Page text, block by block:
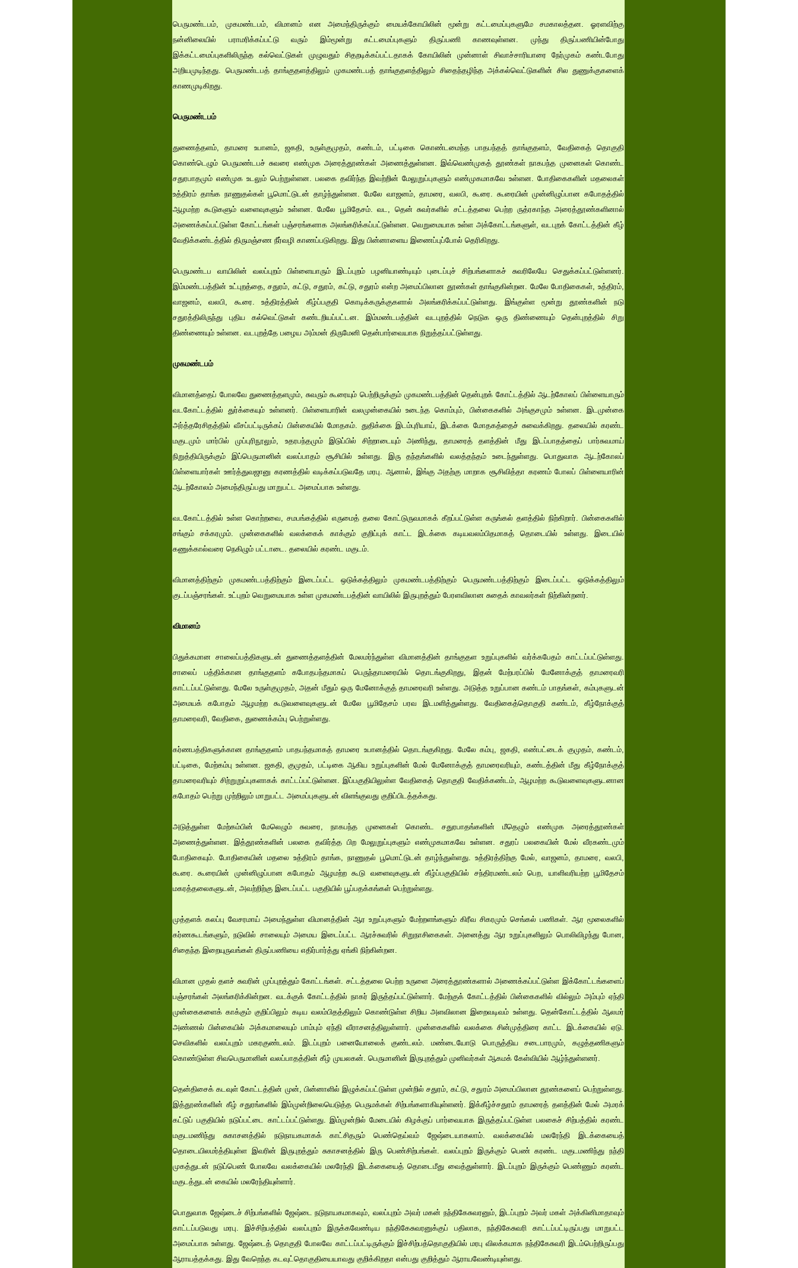
பெருமண்டபம், முகமண்டபம், விமானம் என அமைந்திருக்கும் மையக்கோயிலின் மூன்று கட்டமைப்புகளுமே சமகாலத்தன. ஓரளவிற்கு
நன்னிலையில் பராமரிக்கப்பட்டு வரும் இம்மூன்று கட்டமைப்புகளும் திருப்பணி காணவுள்ளன. முந்து திருப்பணியின்போது
இக்கட்டமைப்புகளிலிருந்த கல்வெட்டுகள் முழுவதும் சிதறடிக்கப்பட்டதாகக் கோயிலின் முன்னாள் சிவாச்சாரியாரை நேர்முகம் கண்டபோது
அறியமுடிந்தது. பெருமண்டபத் தாங்குதளத்திலும் முகமண்டபத் தாங்குதளத்திலும் சிதைந்தழிந்த அக்கல்வெட்டுகளின் சில துணுக்குகளைக்
காணமுடிகிறது.
பெருமண்டபம்
துணைத்தளம், தாமரை உபானம், ஜகதி, உருள்குமுதம், கண்டம், பட்டிகை கொண்டமைந்த பாதபந்தத் தாங்குதளம், வேதிகைத் தொகுதி
கொண்டெழும் பெருமண்டபச் சுவரை எண்முக அரைத்தூண்கள் அணைத்துள்ளன. இவ்வெண்முகத் தூண்கள் நாகபந்த முனைகள் கொண்ட
சதுரபாதமும் எண்முக உடலும் பெற்றுள்ளன. பலகை தவிர்ந்த இவற்றின் மேலுறுப்புகளும் எண்முகமாகவே உள்ளன. போதிகைகளின் மதலைகள்
உத்திரம் தாங்க நாணுதல்கள் பூமொட்டுடன் தாழ்ந்துள்ளன. மேலே வாஜனம், தாமரை, வலபி, கூரை. கூரையின் முன்னிழுப்பான கபோதத்தில்
ஆழமற்ற கூடுகளும் வளைவுகளும் உள்ளன. மேலே பூமிதேசம். வட, தென் சுவர்களில் சட்டத்தலை பெற்ற ருத்ரகாந்த அரைத்தூண்களினால்
அணைக்கப்பட்டுள்ள கோட்டங்கள் பஞ்சரங்களாக அலங்கரிக்கப்பட்டுள்ளன. வெறுமையாக உள்ள அக்கோட்டங்களுள், வடபுறக் கோட்டத்தின் கீழ்
வேதிக்கண்டத்தில் திருமஞ்சண நீர்வழி காணப்படுகிறது. இது பின்னாளைய இணைப்புப்போல் தெரிகிறது.
பெருமண்டப வாயிலின் வலப்புறம் பிள்ளையாரும் இடப்புறம் பழனியாண்டியும் புடைப்புச் சிற்பங்களாகச் சுவரிலேயே செதுக்கப்பட்டுள்ளனர்.
இம்மண்டபத்தின் உட்புறத்தை, சதுரம், கட்டு, சதுரம், கட்டு, சதுரம் என்ற அமைப்பிலான தூண்கள் தாங்குகின்றன. மேலே போதிகைகள், உத்திரம்,
வாஜனம், வலபி, கூரை. உத்திரத்தின் கீழ்ப்பகுதி கொடிக்கருக்குகளால் அலங்கரிக்கப்பட்டுள்ளது. இங்குள்ள மூன்று தூண்களின் நடு
சதுரத்திலிருந்து புதிய கல்வெட்டுகள் கண்டறியப்பட்டன. இம்மண்டபத்தின் வடபுறத்தில் நெடுக ஒரு திண்ணையும் தென்புறத்தில் சிறு
திண்ணையும் உள்ளன. வடபுறத்தே பழைய அம்மன் திருமேனி தென்பார்வையாக நிறுத்தப்பட்டுள்ளது.
முகமண்டபம்
விமானத்தைப் போலவே துணைத்தளமும், சுவரும் கூரையும் பெற்றிருக்கும் முகமண்டபத்தின் தென்புறக் கோட்டத்தில் ஆடற்கோலப் பிள்ளையாரும்
வடகோட்டத்தில் துர்க்கையும் உள்ளனர். பிள்ளையாரின் வலமுன்கையில் உடைந்த கொம்பும், பின்கைகளில் அங்குசமும் உள்ளன. இடமுன்கை
அர்த்தரேசிதத்தில் வீசப்பட்டிருக்கப் பின்கையில் மோதகம். துதிக்கை இடம்புரியாய், இடக்கை மோதகத்தைச் சுவைக்கிறது. தலையில் கரண்ட
மகுடமும் மார்பில் முப்புரிநூலும், உதரபந்தமும் இடுப்பில் சிற்றாடையும் அணிந்து, தாமரைத் தளத்தின் மீது இடப்பாதத்தைப் பார்சுவமாய்
நிறுத்தியிருக்கும் இப்பெருமானின் வலப்பாதம் சூசியில் உள்ளது. இரு தந்தங்களில் வலத்தந்தம் உடைந்துள்ளது. பொதுவாக ஆடற்கோலப்
பிள்ளையார்கள் ஊர்த்துவஜானு கரணத்தில் வடிக்கப்படுவதே மரபு. ஆனால், இங்கு அதற்கு மாறாக சூசிவித்தா கரணம் போலப் பிள்ளையாரின்
ஆடற்கோலம் அமைந்திருப்பது மாறுபட்ட அமைப்பாக உள்ளது.
வடகோட்டத்தில் உள்ள கொற்றவை, சமபங்கத்தில் எருமைத் தலை கோட்டுருவமாகக் கீறப்பட்டுள்ள கருங்கல் தளத்தில் நிற்கிறார். பின்கைகளில்
சங்கும் சக்கரமும். முன்கைகளில் வலக்கைக் காக்கும் குறிப்புக் காட்ட இடக்கை கடியவலம்பிதமாகத் தொடையில் உள்ளது. இடையில்
கணுக்கால்வரை நெகிழும் பட்டாடை. தலையில் கரண்ட மகுடம்.
விமானத்திற்கும் முகமண்டபத்திற்கும் இடைப்பட்ட ஒடுக்கத்திலும் முகமண்டபத்திற்கும் பெருமண்டபத்திற்கும் இடைப்பட்ட ஒடுக்கத்திலும்
குடப்பஞ்சரங்கள். உட்புறம் வெறுமையாக உள்ள முகமண்டபத்தின் வாயிலில் இருபுறத்தும் பேரளவிலான சுதைக் காவலர்கள் நிற்கின்றனர்.
விமானம்
பிதுக்கமான சாலைப்பத்திகளுடன் துணைத்தளத்தின் மேலமர்ந்துள்ள விமானத்தின் தாங்குதள உறுப்புகளில் வர்க்கபேதம் காட்டப்பட்டுள்ளது.
சாலைப் பத்திக்கான தாங்குதளம் கபோதபந்தமாகப் பெருந்தாமரையில் தொடங்குகிறது, இதன் மேற்பரப்பில் மேனோக்குத் தாமரைவரி
காட்டப்பட்டுள்ளது. மேலே உருள்குமுதம், அதன் மீதும் ஒரு மேனோக்குத் தாமரைவரி உள்ளது. அடுத்த உறுப்பான கண்டம் பாதங்கள், கம்புகளுடன்
அமையக் கபோதம் ஆழமற்ற கூடுவளைவுகளுடன் மேலே பூமிதேசம் பரவ இடமளித்துள்ளது. வேதிகைத்தொகுதி கண்டம், கீழ்நோக்குத்
தாமரைவரி, வேதிகை, துணைக்கம்பு பெற்றுள்ளது.
கர்ணபத்திகளுக்கான தாங்குதளம் பாதபந்தமாகத் தாமரை உபானத்தில் தொடங்குகிறது. மேலே கம்பு, ஜகதி, எண்பட்டைக் குமுதம், கண்டம்,
பட்டிகை, மேற்கம்பு உள்ளன. ஜகதி, குமுதம், பட்டிகை ஆகிய உறுப்புகளின் மேல் மேனோக்குத் தாமரைவரியும், கண்டத்தின் மீது கீழ்நோக்குத்
தாமரைவரியும் சிற்றுறுப்புகளாகக் காட்டப்பட்டுள்ளன. இப்பகுதியிலுள்ள வேதிகைத் தொகுதி வேதிக்கண்டம், ஆழமற்ற கூடுவளைவுகளுடனான
கபோதம் பெற்று முற்றிலும் மாறுபட்ட அமைப்புகளுடன் விளங்குவது குறிப்பிடத்தக்கது.
அடுத்துள்ள மேற்கம்பின் மேலெழும் சுவரை, நாகபந்த முனைகள் கொண்ட சதுரபாதங்களின் மீதெழும் எண்முக அரைத்தூண்கள்
அணைத்துள்ளன. இத்தூண்களின் பலகை தவிர்த்த பிற மேலுறுப்புகளும் எண்முகமாகவே உள்ளன. சதுரப் பலகையின் மேல் வீரகண்டமும்
போதிகையும். போதிகையின் மதலை உத்திரம் தாங்க, நாணுதல் பூமொட்டுடன் தாழ்ந்துள்ளது. உத்திரத்திற்கு மேல், வாஜனம், தாமரை, வலபி,
கூரை. கூரையின் முன்னிழுப்பான கபோதம் ஆழமற்ற கூடு வளைவுகளுடன் கீழ்ப்பகுதியில் சந்திரமண்டலம் பெற, யாளிவரியற்ற பூமிதேசம்
மகரத்தலைகளுடன், அவற்றிற்கு இடைப்பட்ட பகுதியில் பூப்பதக்கங்கள் பெற்றுள்ளது.
முத்தளக் கலப்பு வேசரமாய் அமைந்துள்ள விமானத்தின் ஆர உறுப்புகளும் மேற்றளங்களும் கிரீவ சிகரமும் செங்கல் பணிகள். ஆர மூலைகளில்
கர்ணகூடங்களும், நடுவில் சாலையும் அமைய இடைப்பட்ட ஆரச்சுவரில் சிறுநாசிகைகள். அனைத்து ஆர உறுப்புகளிலும் பொலிவிழந்து போன,
சிதைந்த இறையுருவங்கள் திருப்பணியை எதிர்பார்த்து ஏங்கி நிற்கின்றன.
விமான முதல் தளச் சுவரின் முப்புறத்தும் கோட்டங்கள். சட்டத்தலை பெற்ற உருளை அரைத்தூண்களால் அணைக்கப்பட்டுள்ள இக்கோட்டங்களைப்
பஞ்சரங்கள் அலங்கரிக்கின்றன. வடக்குக் கோட்டத்தில் நாகர் இருத்தப்பட்டுள்ளார். மேற்குக் கோட்டத்தில் பின்கைகளில் வில்லும் அம்பும் ஏந்தி
முன்கைகளைக் காக்கும் குறிப்பிலும் கடிய வலம்பிதத்திலும் கொண்டுள்ள சிறிய அளவிலான இறைவடிவம் உள்ளது. தென்கோட்டத்தில் ஆலமர்
அண்ணல் பின்கையில் அக்கமாலையும் பாம்பும் ஏந்தி வீராசனத்திலுள்ளார். முன்கைகளில் வலக்கை சின்முத்திரை காட்ட இடக்கையில் ஏடு.
செவிகளில் வலப்புறம் மகரகுண்டலம். இடப்புறம் பனையோலைக் குண்டலம். மண்டையோடு பொருத்திய சடைபாரமும், கழுத்தணிகளும்
கொண்டுள்ள சிவபெருமானின் வலப்பாதத்தின் கீழ் முயலகன். பெருமானின் இருபுறத்தும் முனிவர்கள் ஆகமக் கேள்வியில் ஆழ்ந்துள்ளனர்.
தென்திசைக் கடவுள் கோட்டத்தின் முன், பின்னாளில் இழுக்கப்பட்டுள்ள முன்றில் சதுரம், கட்டு, சதுரம் அமைப்பிலான தூண்களைப் பெற்றுள்ளது.
இத்தூண்களின் கீழ் சதுரங்களில் இம்முன்றிலையெடுத்த பெருமக்கள் சிற்பங்களாகியுள்ளனர். இக்கீழ்ச்சதுரம் தாமரைத் தளத்தின் மேல் அமரக்
கட்டுப் பகுதியில் நடுப்பட்டை காட்டப்பட்டுள்ளது. இம்முன்றில் மேடையில் கிழக்குப் பார்வையாக இருத்தப்பட்டுள்ள பலகைச் சிற்பத்தில் கரண்ட
மகுடமணிந்து சுகாசனத்தில் நடுநாயகமாகக் காட்சிதரும் பெண்தெய்வம் ஜேஷ்டையாகலாம். வலக்கையில் மலரேந்தி இடக்கையைத்
தொடையிலமர்த்தியுள்ள இவரின் இருபுறத்தும் சுகாசனத்தில் இரு பெண்சிற்பங்கள். வலப்புறம் இருக்கும் பெண் கரண்ட மகுடமணிந்து நந்தி
முகத்துடன் நடுப்பெண் போலவே வலக்கையில் மலரேந்தி இடக்கையைத் தொடைமீது வைத்துள்ளார். இடப்புறம் இருக்கும் பெண்ணும் கரண்ட
மகுடத்துடன் கையில் மலரேந்தியுள்ளார்.
பொதுவாக ஜேஷ்டைச் சிற்பங்களில் ஜேஷ்டை நடுநாயகமாகவும், வலப்புறம் அவர் மகன் நந்திகேசுவரனும், இடப்புறம் அவர் மகள் அக்கினிமாதாவும்
காட்டப்படுவது மரபு. இச்சிற்பத்தில் வலப்புறம் இருக்கவேண்டிய நந்திகேசுவரனுக்குப் பதிலாக, நந்திகேசுவரி காட்டப்பட்டிருப்பது மாறுபட்ட
அமைப்பாக உள்ளது. ஜேஷ்டைத் தொகுதி போலவே காட்டப்பட்டிருக்கும் இச்சிற்பத்தொகுதியில் மரபு விலக்கமாக நந்திகேசுவரி இடம்பெற்றிருப்பது
ஆராயத்தக்கது. இது வேறெந்த கடவுட்தொகுதியையாவது குறிக்கிறதா என்பது குறித்தும் ஆராயவேண்டியுள்ளது.